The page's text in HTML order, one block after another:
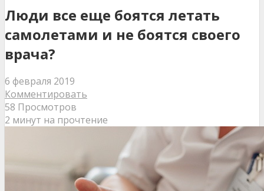
Люди все еще боятся летать
самолетами и не боятся своего
врача?
6 февраля 2019
Комментировать
58 Просмотров
2 минут на прочтение